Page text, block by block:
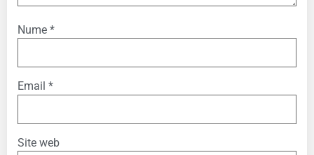
Nume *
Email *
Site web